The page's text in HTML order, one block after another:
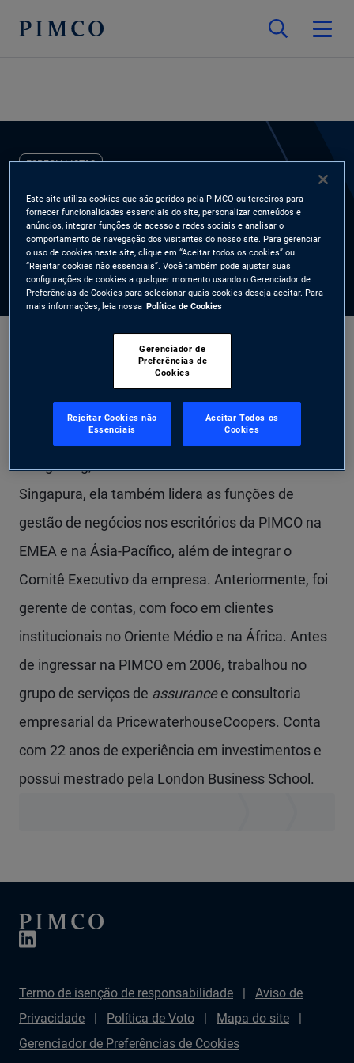
ESPECIALISTAS
Mangala
Ananthanarayanan
Responsável por Gestão de Negócios, EMEA e Ásia-Pacífico
Mangala Ananthanarayanan é managing director
clientes institucionais na Ásia Central e do Sul,
Hong Kong, Macau e Coreia. Com base em
Singapura, ela também lidera as funções de
gestão de negócios nos escritórios da PIMCO na
EMEA e na Ásia-Pacífico, além de integrar o
Comitê Executivo da empresa. Anteriormente, foi
gerente de contas, com foco em clientes
institucionais no Oriente Médio e na África. Antes
de ingressar na PIMCO em 2006, trabalhou no
grupo de serviços de assurancee consultoria
empresarial da PricewaterhouseCoopers. Conta
com 22 anos de experiência em investimentos e
possui mestrado pela London Business School.
Termo de isenção de responsabilidade
Aviso de
Privacidade
Política de Voto
Mapa do site
Gerenciador de Preferências de Cookies
Este site utiliza cookies que são geridos pela PIMCO ou terceiros para
fornecer funcionalidades essenciais do site, personalizar conteúdos e
anúncios, integrar funções de acesso a redes sociais e analisar o
comportamento de navegação dos visitantes do nosso site. Para gerenciar
o uso de cookies neste site, clique em “Aceitar todos os cookies” ou
“Rejeitar cookies não essenciais”. Você também pode ajustar suas
configurações de cookies a qualquer momento usando o Gerenciador de
Preferências de Cookies para selecionar quais cookies deseja aceitar. Para
mais informações, leia nossa Política de Cookies
Gerenciador de
Preferências de
Cookies
Rejeitar Cookies não
Essenciais
Aceitar Todos os
Cookies